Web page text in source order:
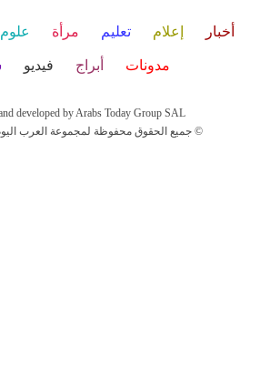
أخبار إعلام تعليم مرأة علوم
مدونات أبراج فيديو
developed by Arabs Today Group SAL
جميع الحقوق محفوظة لمجموعة العرب اليوم الاعلامية 2025 ©